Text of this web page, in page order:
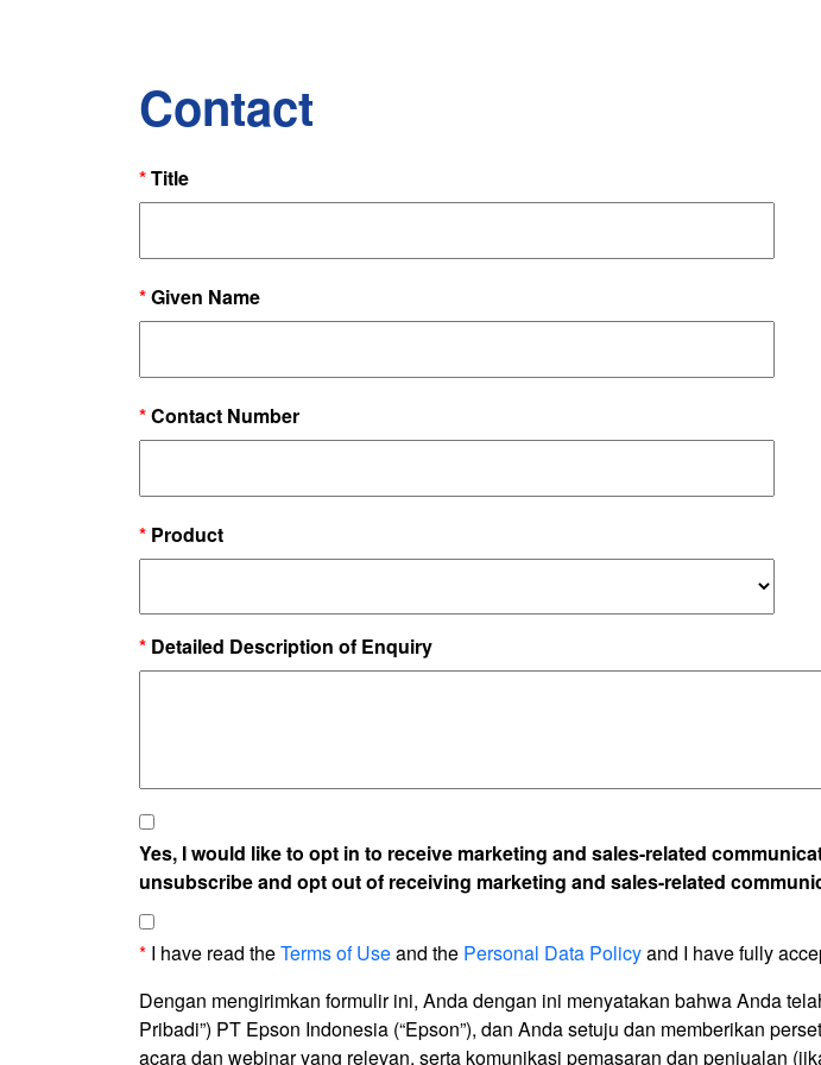
Contact
*Title
*Given Name
*Contact Number
* Product
* Detailed Description of Enquiry
Yes, I would like to opt in to receive marketing and sales-related
unsubscribe and opt out of receiving marketing and sales-related
* I have read theTerms of Useand the Personal Data Policyand I have fully
Dengan mengirimkan formulir ini, Anda dengan ini menyatakan bahwa Anda
Pribadi”) PT Epson Indonesia (“Epson”), dan Anda setuju dan memberikan
acara dan webinar yang relevan, serta komunikasi pemasaran dan penjualan